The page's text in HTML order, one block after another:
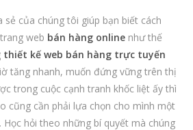
sẻ của chúng tôi giúp bạn biết cách
web bán hàng online như thế
thiết kế web bán hàng trực tuyến
tăng nhanh, muốn đứng vững trên thị
trong cuộc cạnh tranh khốc liệt ấy thì
cũng cần phải lựa chọn cho mình một
hỏi theo những bí quyết mà chúng